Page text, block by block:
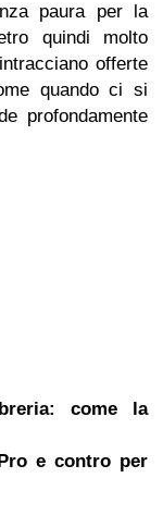
paura per la
quindi molto
offerte
quando ci si
profondamente
come la
e contro per